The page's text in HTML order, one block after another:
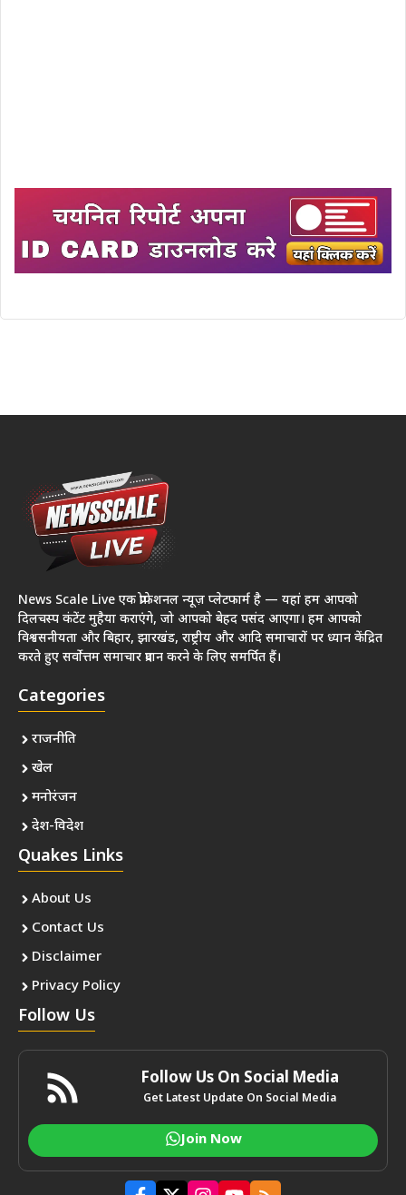
News Scale Live एक प्रोफेशनल न्यूज़ प्लेटफार्म है — यहां हम आपको
दिलचस्प कंटेंट मुहैया कराएंगे, जो आपको बेहद पसंद आएगा। हम आपको
विश्वसनीयता और बिहार, झारखंड, राष्ट्रीय और आदि समाचारों पर ध्यान केंद्रित
करते हुए सर्वोत्तम समाचार प्रदान करने के लिए समर्पित हैं।
Categories
राजनीति
खेल
मनोरंजन
देश-विदेश
Quakes Links
About Us
Contact Us
Disclaimer
Privacy Policy
Follow Us
Follow Us On Social Media
Get Latest Update On Social Media
Join Now